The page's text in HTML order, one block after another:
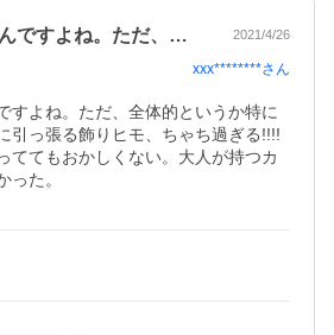
サイズは結構いいんですよね。ただ、全体… 2021/4/26
xxx********さん
すよね。ただ、全体的というか特に
引っ張る飾りヒモ、ちゃち過ぎる!!!!
ててもおかしくない。大人が持つカ
った。